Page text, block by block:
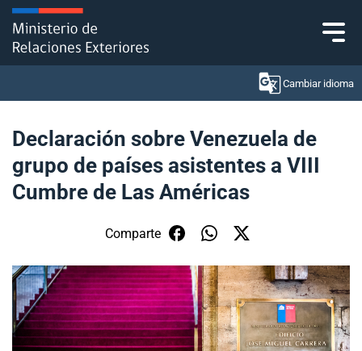
Click acá para ir directamente al contenido
Cambiar idioma
Ministerio
Política Exterior
Embajadas y consulados
Servicios ciudadanos
Subsecretaría de Relaciones Económicas
Internacionales
Declaración sobre Venezuela de
grupo de países asistentes a VIII
Cumbre de Las Américas
Comparte